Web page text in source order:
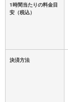
1時間当たりの料金目
安 （税込）
決済方法